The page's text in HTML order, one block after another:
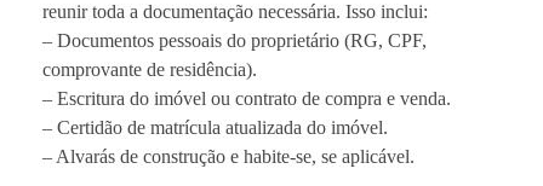
reunir toda a documentação necessária. Isso inclui:
– Documentos pessoais do proprietário (RG, CPF,
comprovante de residência).
– Escritura do imóvel ou contrato de compra e venda.
– Certidão de matrícula atualizada do imóvel.
– Alvarás de construção e habite-se, se aplicável.